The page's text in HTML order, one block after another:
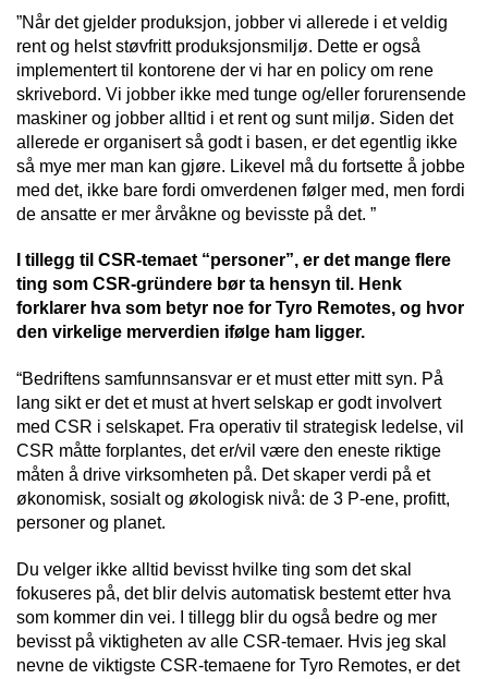
”Når det gjelder produksjon, jobber vi allerede i et veldig
rent og helst støvfritt produksjonsmiljø. Dette er også
implementert til kontorene der vi har en policy om rene
skrivebord. Vi jobber ikke med tunge og/eller forurensende
maskiner og jobber alltid i et rent og sunt miljø. Siden det
allerede er organisert så godt i basen, er det egentlig ikke
så mye mer man kan gjøre. Likevel må du fortsette å jobbe
med det, ikke bare fordi omverdenen følger med, men fordi
de ansatte er mer årvåkne og bevisste på det. ”
I tillegg til CSR-temaet “personer”, er det mange flere
ting som CSR-gründere bør ta hensyn til. Henk
forklarer hva som betyr noe for Tyro Remotes, og hvor
den virkelige merverdien ifølge ham ligger.
“Bedriftens samfunnsansvar er et must etter mitt syn. På
lang sikt er det et must at hvert selskap er godt involvert
med CSR i selskapet. Fra operativ til strategisk ledelse, vil
CSR måtte forplantes, det er/vil være den eneste riktige
måten å drive virksomheten på. Det skaper verdi på et
økonomisk, sosialt og økologisk nivå: de 3 P-ene, profitt,
personer og planet.
Du velger ikke alltid bevisst hvilke ting som det skal
fokuseres på, det blir delvis automatisk bestemt etter hva
som kommer din vei. I tillegg blir du også bedre og mer
bevisst på viktigheten av alle CSR-temaer. Hvis jeg skal
nevne de viktigste CSR-temaene for Tyro Remotes, er det